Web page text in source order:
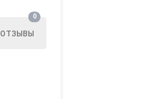
ОТЗЫВЫ
0